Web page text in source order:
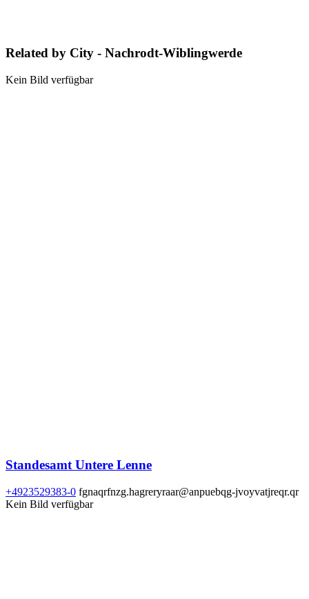
Related by City - Nachrodt-Wiblingwerde
Kein Bild verfügbar
Standesamt Untere Lenne
+4923529383-0 fgnaqrfnzg.hagreryraar@anpuebqg-jvoyvatjreqr.qr
Kein Bild verfügbar